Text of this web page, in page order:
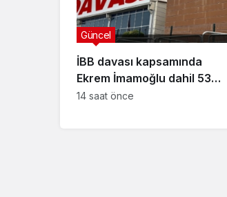
İBB davası kapsamında
Ekrem İmamoğlu dahil 53
sanığın tutukluluğuna devam
Güncel
14 saat önce